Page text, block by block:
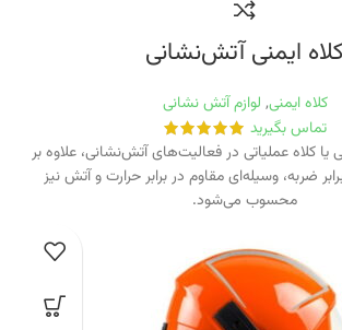
ایمنی آتش‌نشانی
کلاه ایمنی, لوازم آتش نشانی
تماس بگیرید
یا کلاه عملیاتی در فعالیت‌های آتش‌نشانی، علاوه بر
ضربه، وسیله‌ای مقاوم در برابر حرارت و آتش نیز
محسوب می‌شود.